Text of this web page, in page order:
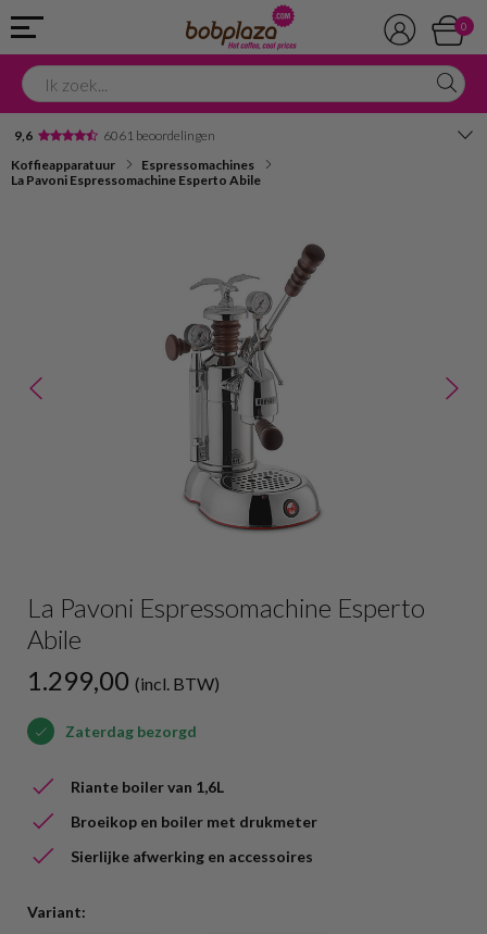
0
9,6 6061 beoordelingen
Avondbezorging
Koffieapparatuur
Espressomachines
La Pavoni Espressomachine Esperto Abile
La Pavoni Espressomachine Esperto
Abile
1.299,00 (incl. BTW)
Zaterdag bezorgd
Riante boiler van 1,6L
Broeikop en boiler met drukmeter
Sierlijke afwerking en accessoires
Variant: